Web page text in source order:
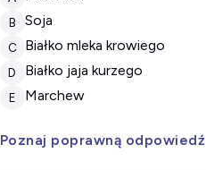
B soja
C białko mleka krowiego
D białko jaja kurzego
E marchew
Poznaj poprawną odpowiedź